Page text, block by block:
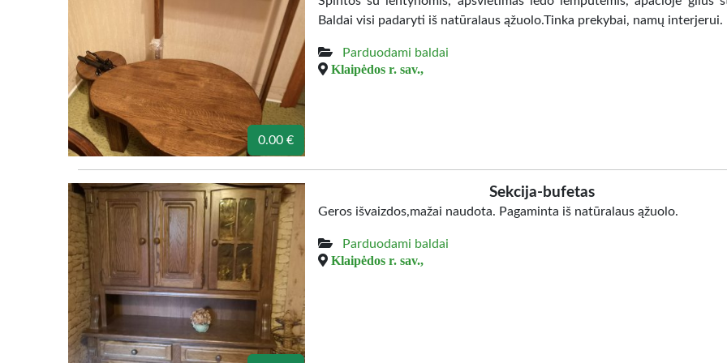
0.00 €
Baldai visi padaryti iš natūralaus ąžuolo.Tinka prekybai, namų interjerui.
Parduodami baldai
Klaipėdos r. sav.,
Sekcija-bufetas
Geros išvaizdos,mažai naudota. Pagaminta iš natūralaus ąžuolo.
Parduodami baldai
Klaipėdos r. sav.,